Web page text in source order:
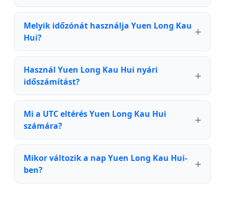
Melyik időzónát használja Yuen Long Kau
Hui?
Használ Yuen Long Kau Hui nyári
időszámítást?
Mi a UTC eltérés Yuen Long Kau Hui
számára?
Mikor változik a nap Yuen Long Kau Hui-
ben?